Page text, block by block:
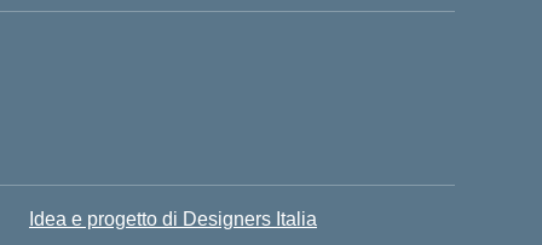
Idea e progetto di Designers Italia